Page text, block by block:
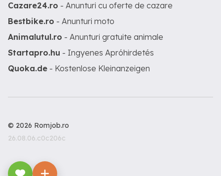
Cazare24.ro - Anunturi cu oferte de cazare
Bestbike.ro - Anunturi moto
Animalutul.ro - Anunturi gratuite animale
Startapro.hu - Ingyenes Apróhirdetés
Quoka.de - Kostenlose Kleinanzeigen
© 2026 Romjob.ro
26.08.06.c0c206c